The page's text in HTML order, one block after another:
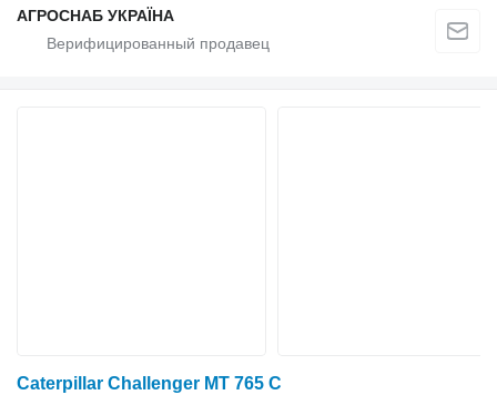
АГРОСНАБ УКРАЇНА
Caterpillar Challenger MT 765 C